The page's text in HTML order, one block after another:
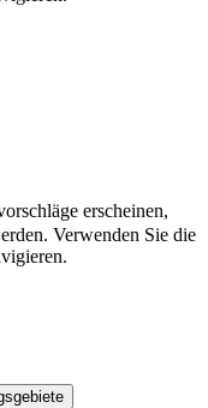
erscheinen,
Verwenden Sie die